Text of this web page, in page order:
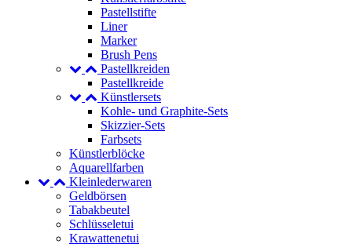
Pastellstifte
Liner
Marker
Brush Pens
Pastellkreiden
Pastellkreide
Künstlersets
Kohle- und Graphite-Sets
Skizzier-Sets
Farbsets
Künstlerblöcke
Aquarellfarben
Kleinlederwaren
Geldbörsen
Tabakbeutel
Schlüsseletui
Krawattenetui